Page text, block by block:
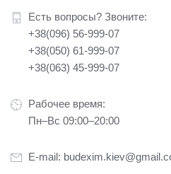
Есть вопросы? Звоните:
+38(096) 56-999-07
+38(050) 61-999-07
+38(063) 45-999-07
Рабочее время:
Пн–Вс 09:00–20:00
E-mail: